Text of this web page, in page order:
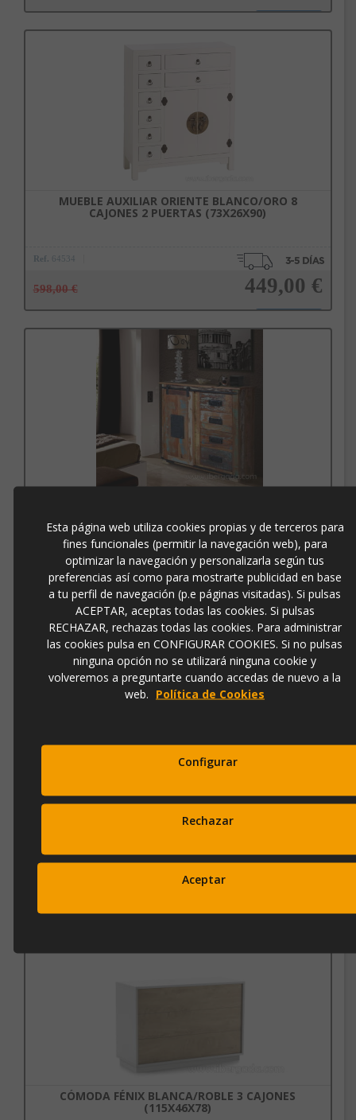
MUEBLE AUXILIAR ORIENTE BLANCO/ORO 8
CAJONES 2 PUERTAS (73X26X90)
Ref. 64534
598,00 € 449,00 €
Añadir a la cesta
6357
815,00 € 611,00 €
Añadir a la cesta
CÓMODA FÉNIX PIEDRA/ROBLE 3 CAJONES
(115X46X78)
Ref. c-138p
CÓMODA FÉNIX BLANCA/ROBLE 3 CAJONES
(115X46X78)
Esta página web utiliza cookies propias y de terceros para
fines funcionales (permitir la navegación web), para
optimizar la navegación y personalizarla según tus
preferencias así como para mostrarte publicidad en base
a tu perfil de navegación (p.e páginas visitadas). Si pulsas
ACEPTAR, aceptas todas las cookies. Si pulsas
RECHAZAR, rechazas todas las cookies. Para administrar
las cookies pulsa en CONFIGURAR COOKIES. Si no pulsas
ninguna opción no se utilizará ninguna cookie y
volveremos a preguntarte cuando accedas de nuevo a la
web. Política de Cookies
Configurar
Rechazar
Aceptar